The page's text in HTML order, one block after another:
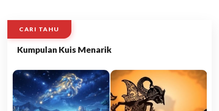
CARI TAHU
Kumpulan Kuis Menarik